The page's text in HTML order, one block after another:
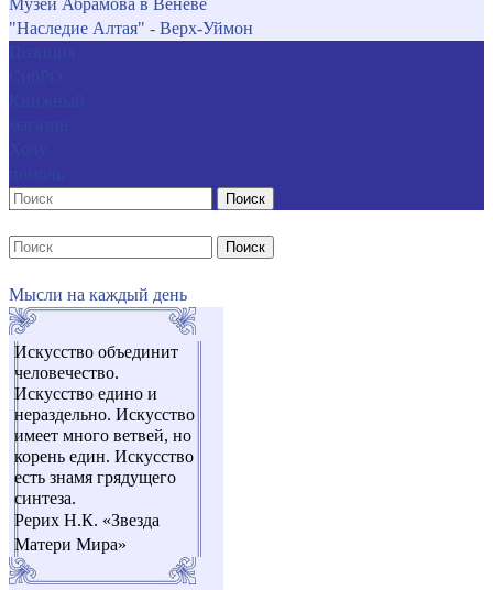
Музей Абрамова в Венёве
"Наследие Алтая" - Верх-Уймон
Поиск
Поиск
Мысли на каждый день
Искусство объединит
человечество.
Искусство едино и
нераздельно. Искусство
имеет много ветвей, но
корень един. Искусство
есть знамя грядущего
синтеза.
Рерих Н.К. «Звезда
Матери Мира»